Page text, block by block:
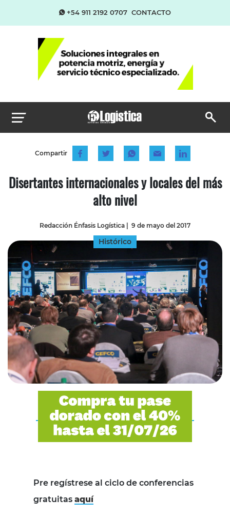
+54 911 2192 0707 CONTACTO
Compartir
Disertantes internacionales y locales del más
alto nivel
Redacción Énfasis Logística | 9 de mayo del 2017
Histórico
Pre regístrese al ciclo de conferencias
gratuitas aquí